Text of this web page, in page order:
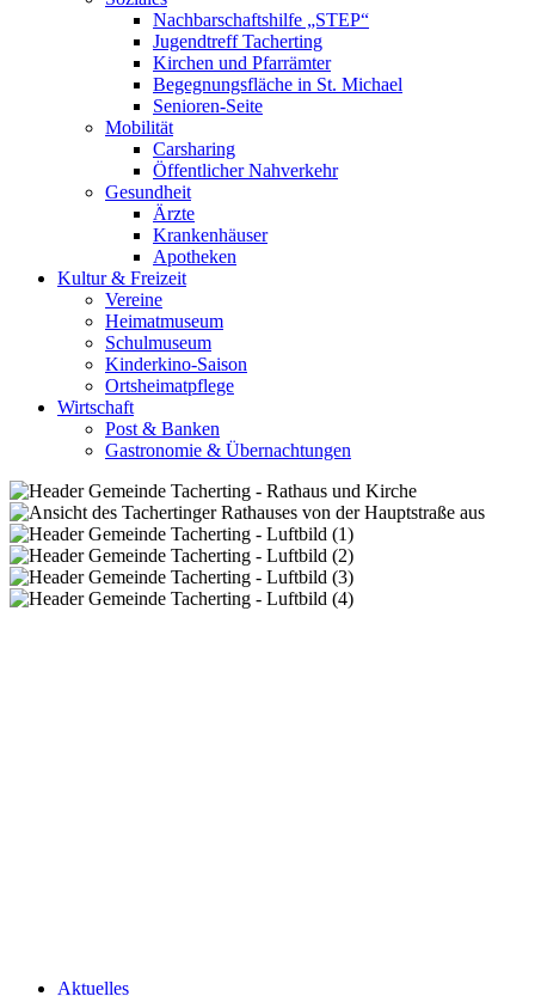
Nachbarschaftshilfe „STEP“
Jugendtreff Tacherting
Kirchen und Pfarrämter
Begegnungsfläche in St. Michael
Senioren-Seite
Mobilität
Carsharing
Öffentlicher Nahverkehr
Gesundheit
Ärzte
Krankenhäuser
Apotheken
Kultur & Freizeit
Vereine
Heimatmuseum
Schulmuseum
Kinderkino-Saison
Ortsheimatpflege
Wirtschaft
Post & Banken
Gastronomie & Übernachtungen
Aktuelles